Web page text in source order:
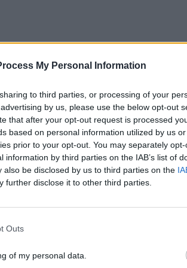
My Personal Information
to third parties, or processing of your
by us, please use the below opt-out
that after your opt-out request is processed
based on personal information utilized by us
prior to your opt-out. You may separately
by third parties on the IAB’s list of
be disclosed by us to third parties on the
further disclose it to other third parties.
Outs
of my personal data.
συμμετοχών που
κατά 100% στην εταιρεία
και δικαιωμάτων ψήφου της
του οποίου έχει η
Group και Rackham
μετοχές και δικαιώματα